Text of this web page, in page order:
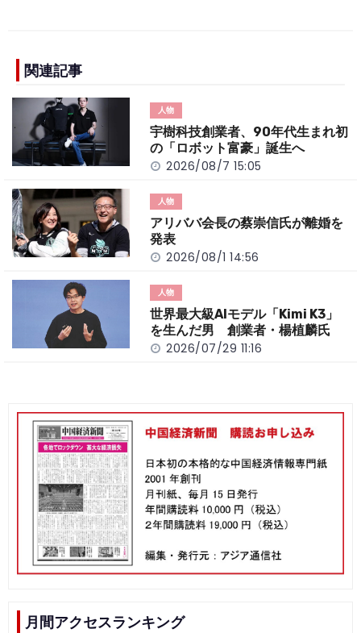
e
b
o
o
k
n
k
関連記事
人物
宇樹科技創業者、90年代生まれ初
の「ロボット富豪」誕生へ
2026/08/7 15:05
人物
アリババ会長の蔡崇信氏が離婚を
発表
2026/08/1 14:56
人物
世界最大級AIモデル「Kimi K3」
を生んだ男 創業者・楊植麟氏
2026/07/29 11:16
月間アクセスランキング